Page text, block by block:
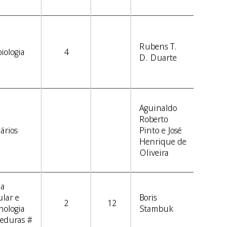
4
Rubens T.
D. Duarte
Aguinaldo
Roberto
Pinto e José
Henrique de
Oliveira
e
#
2 12
Boris
Stambuk